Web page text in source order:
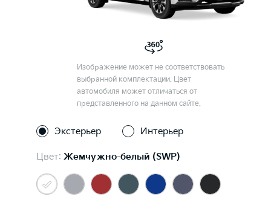
Изображение может не соответствовать
выбранной комплектации. Цвет
автомобиля может отличаться от
представленного на данном сайте.
Экстерьер Интерьер
Цвет: Жемчужно-белый (SWP)